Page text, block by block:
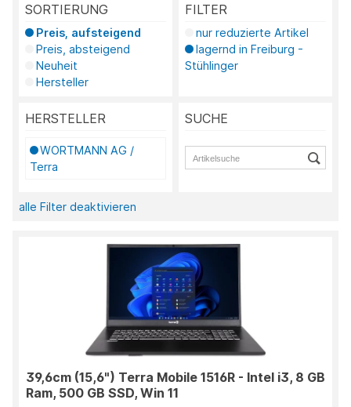
SORTIERUNG
Preis, aufsteigend
Preis, absteigend
Neuheit
Hersteller
FILTER
nur reduzierte Artikel
lagernd in Freiburg -
Stühlinger
HERSTELLER
WORTMANN AG /
Terra
SUCHE
alle Filter deaktivieren
39,6cm (15,6") Terra Mobile 1516R - Intel i3, 8 GB
Ram, 500 GB SSD, Win 11